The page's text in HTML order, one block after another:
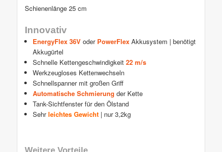
Schienenlänge 25 cm
Innovativ
EnergyFlex 36V oder PowerFlex Akkusystem | benötigt
Akkugürtel
Schnelle Kettengeschwindigkeit22 m/s
Werkzeugloses Kettenwechseln
Schnellspanner mit großen Griff
Automatische Schmierung der Kette
Tank-Sichtfenster für den Ölstand
Sehrleichtes Gewicht | nur 3,2kg